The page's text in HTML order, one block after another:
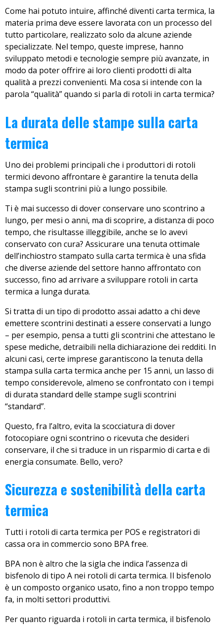
Come hai potuto intuire, affinché diventi carta termica, la
materia prima deve essere lavorata con un processo del
tutto particolare, realizzato solo da alcune aziende
specializzate. Nel tempo, queste imprese, hanno
sviluppato metodi e tecnologie sempre più avanzate, in
modo da poter offrire ai loro clienti prodotti di alta
qualità a prezzi convenienti. Ma cosa si intende con la
parola “qualità” quando si parla di rotoli in carta termica?
La durata delle stampe sulla carta
termica
Uno dei problemi principali che i produttori di rotoli
termici devono affrontare è garantire la tenuta della
stampa sugli scontrini più a lungo possibile.
Ti è mai successo di dover conservare uno scontrino a
lungo, per mesi o anni, ma di scoprire, a distanza di poco
tempo, che risultasse illeggibile, anche se lo avevi
conservato con cura? Assicurare una tenuta ottimale
dell’inchiostro stampato sulla carta termica è una sfida
che diverse aziende del settore hanno affrontato con
successo, fino ad arrivare a sviluppare rotoli in carta
termica a lunga durata.
Si tratta di un tipo di prodotto assai adatto a chi deve
emettere scontrini destinati a essere conservati a lungo
– per esempio, pensa a tutti gli scontrini che attestano le
spese mediche, detraibili nella dichiarazione dei redditi. In
alcuni casi, certe imprese garantiscono la tenuta della
stampa sulla carta termica anche per 15 anni, un lasso di
tempo considerevole, almeno se confrontato con i tempi
di durata standard delle stampe sugli scontrini
“standard”.
Questo, fra l’altro, evita la scocciatura di dover
fotocopiare ogni scontrino o ricevuta che desideri
conservare, il che si traduce in un risparmio di carta e di
energia consumate. Bello, vero?
Sicurezza e sostenibilità della carta
termica
Tutti i rotoli di carta termica per POS e registratori di
cassa ora in commercio sono BPA free.
BPA non è altro che la sigla che indica l’assenza di
bisfenolo di tipo A nei rotoli di carta termica. Il bisfenolo
è un composto organico usato, fino a non troppo tempo
fa, in molti settori produttivi.
Per quanto riguarda i rotoli in carta termica, il bisfenolo